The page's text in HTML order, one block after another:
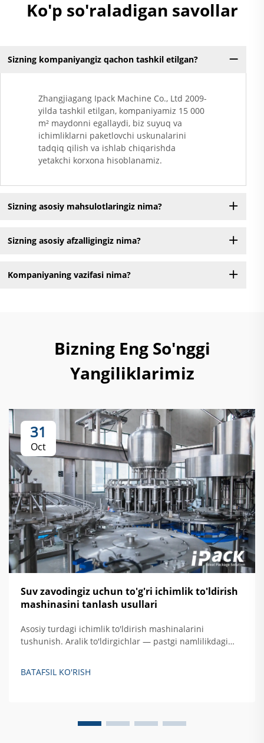
Ko'p so'raladigan savollar
Sizning kompaniyangiz qachon tashkil etilgan?
Zhangjiagang Ipack Machine Co., Ltd 2009-
yilda tashkil etilgan, kompaniyamiz 15 000
m² maydonni egallaydi, biz suyuq va
ichimliklarni paketlovchi uskunalarini
tadqiq qilish va ishlab chiqarishda
yetakchi korxona hisoblanamiz.
Sizning asosiy mahsulotlaringiz nima?
Sizning asosiy afzalligingiz nima?
Kompaniyaning vazifasi nima?
Bizning Eng So'nggi
Yangiliklarimiz
31
Oct
Suv zavodingiz uchun to'g'ri ichimlik to'ldirish
mashinasini tanlash usullari
Asosiy turdagi ichimlik to'ldirish mashinalarini
tushunish. Aralik to'ldirgichlar — pastgi namlilikdagi
tortish kuchi asosida ishlaydi. Bu erda suv, sharbat,
BATAFSIL KO'RISH